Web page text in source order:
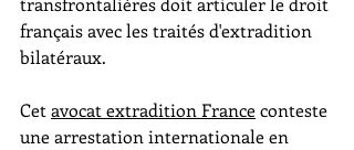
français avec les traités d'extradition
bilatéraux.
Cet avocat extradition France conteste
une arrestation internationale en